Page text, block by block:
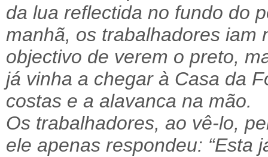
da lua reflectida no fundo do
manhã, os trabalhadores iam
objectivo de verem o preto,
já vinha a chegar à Casa da
costas e a alavanca na mão.
Os trabalhadores, ao vê-lo,
ele apenas respondeu: “Esta